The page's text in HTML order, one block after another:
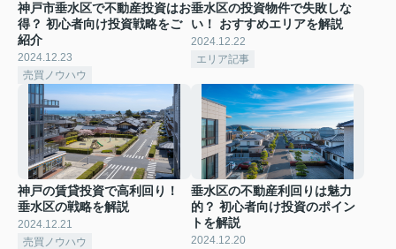
神戸市垂水区で不動産投資はお
得？ 初心者向け投資戦略をご
紹介
2024.12.23
売買ノウハウ
垂水区の投資物件で失敗しな
い！ おすすめエリアを解説
2024.12.22
エリア記事
神戸の賃貸投資で高利回り！
垂水区の戦略を解説
2024.12.21
売買ノウハウ
垂水区の不動産利回りは魅力
的？ 初心者向け投資のポイン
トを解説
2024.12.20